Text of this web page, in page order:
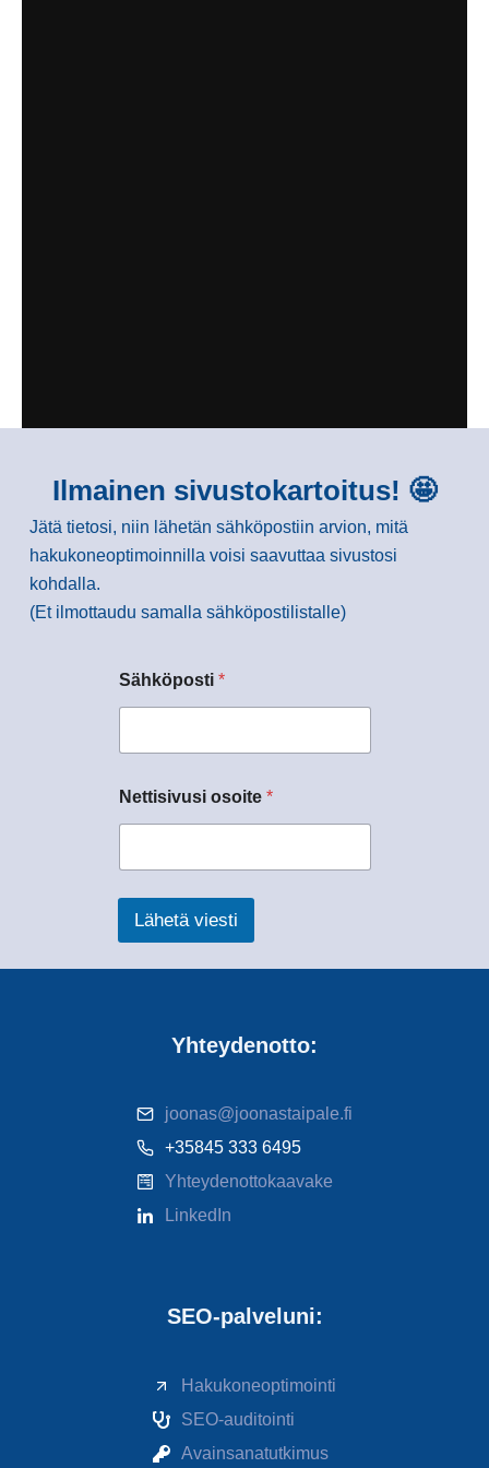
Ilmainen sivustokartoitus! 🤩
Jätä tietosi, niin lähetän sähköpostiin arvion, mitä
hakukoneoptimoinnilla voisi saavuttaa sivustosi
kohdalla.
(Et ilmottaudu samalla sähköpostilistalle)
Sähköposti *
Nettisivusi osoite *
Lähetä viesti
Yhteydenotto:
joonas@joonastaipale.fi
+35845 333 6495
Yhteydenottokaavake
LinkedIn
SEO-palveluni:
Hakukoneoptimointi
SEO-auditointi
Avainsanatutkimus